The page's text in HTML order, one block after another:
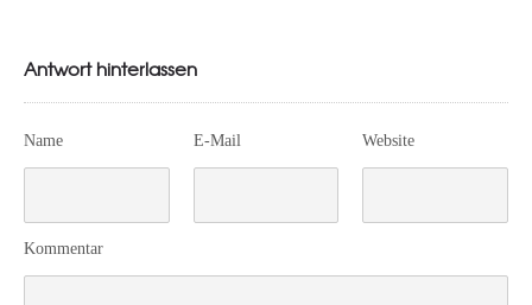
Antwort hinterlassen
Name E-Mail Website
Kommentar